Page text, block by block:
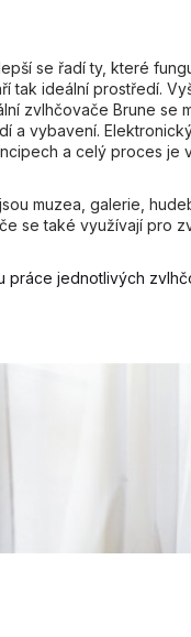
se řadí ty, které
tak ideální prostředí.
zvlhčovače Brune se
a vybavení.
a celý proces
muzea, galerie,
se také využívají
práce jednotlivých